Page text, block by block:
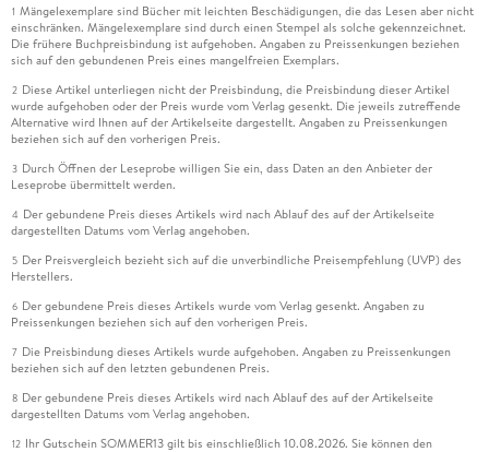
1 Mängelexemplare sind Bücher mit leichten Beschädigungen, die das Lesen aber nicht
einschränken. Mängelexemplare sind durch einen Stempel als solche gekennzeichnet.
Die frühere Buchpreisbindung ist aufgehoben. Angaben zu Preissenkungen beziehen
sich auf den gebundenen Preis eines mangelfreien Exemplars.
2 Diese Artikel unterliegen nicht der Preisbindung, die Preisbindung dieser Artikel
wurde aufgehoben oder der Preis wurde vom Verlag gesenkt. Die jeweils zutreffende
Alternative wird Ihnen auf der Artikelseite dargestellt. Angaben zu Preissenkungen
beziehen sich auf den vorherigen Preis.
3 Durch Öffnen der Leseprobe willigen Sie ein, dass Daten an den Anbieter der
Leseprobe übermittelt werden.
4 Der gebundene Preis dieses Artikels wird nach Ablauf des auf der Artikelseite
dargestellten Datums vom Verlag angehoben.
5 Der Preisvergleich bezieht sich auf die unverbindliche Preisempfehlung (UVP) des
Herstellers.
6 Der gebundene Preis dieses Artikels wurde vom Verlag gesenkt. Angaben zu
Preissenkungen beziehen sich auf den vorherigen Preis.
7 Die Preisbindung dieses Artikels wurde aufgehoben. Angaben zu Preissenkungen
beziehen sich auf den letzten gebundenen Preis.
8 Der gebundene Preis dieses Artikels wird nach Ablauf des auf der Artikelseite
dargestellten Datums vom Verlag angehoben.
12 Ihr Gutschein SOMMER13 gilt bis einschließlich 10.08.2026. Sie können den